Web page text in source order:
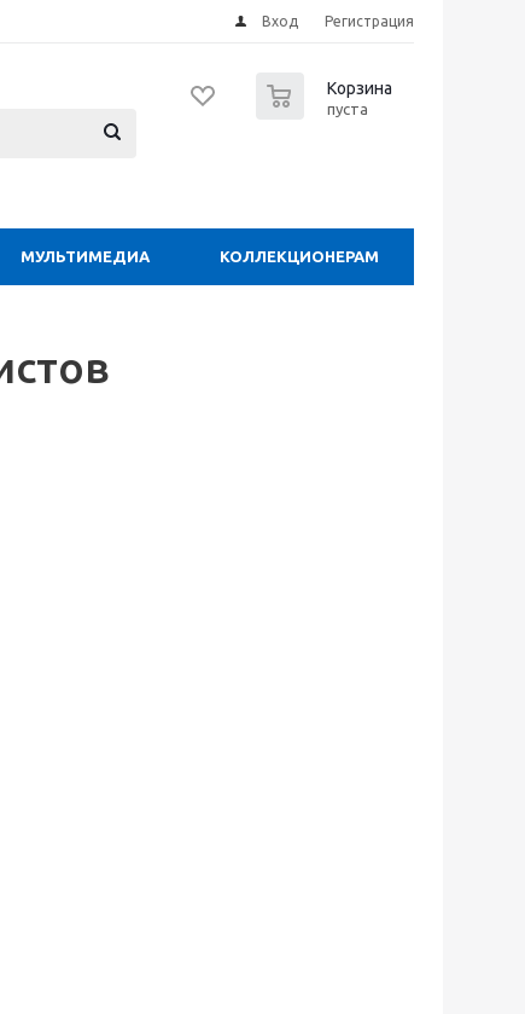
Вход Регистрация
Корзина
пуста
МУЛЬТИМЕДИА КОЛЛЕКЦИОНЕРАМ